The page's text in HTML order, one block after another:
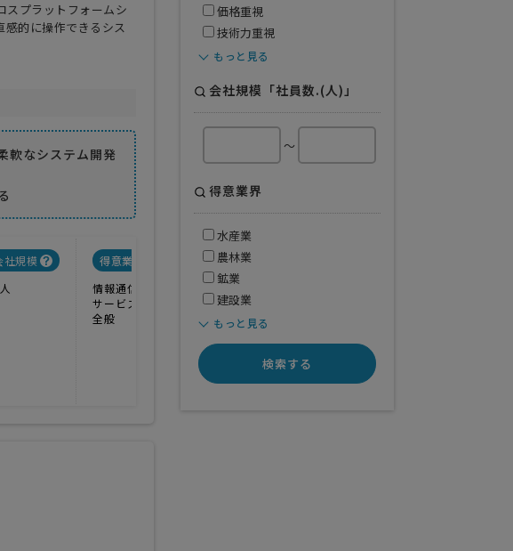
スプラットフォームシ
感的に操作できるシス
軟なシステム開発
社規模
得意業界
情報通信業
サービス業
全般
価格重視
技術力重視
もっと見る
会社規模「社員数.(人)」
～
得意業界
水産業
農林業
鉱業
建設業
もっと見る
検索する